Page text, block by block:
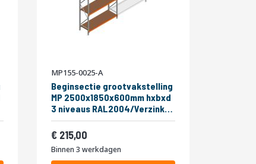
MP155-0025-A
Beginsectie grootvakstelling
MP 2500x1850x600mm hxbxd
3 niveaus RAL2004/Verzinkt
400kg
Vanaf
215,00
Binnen 3 werkdagen